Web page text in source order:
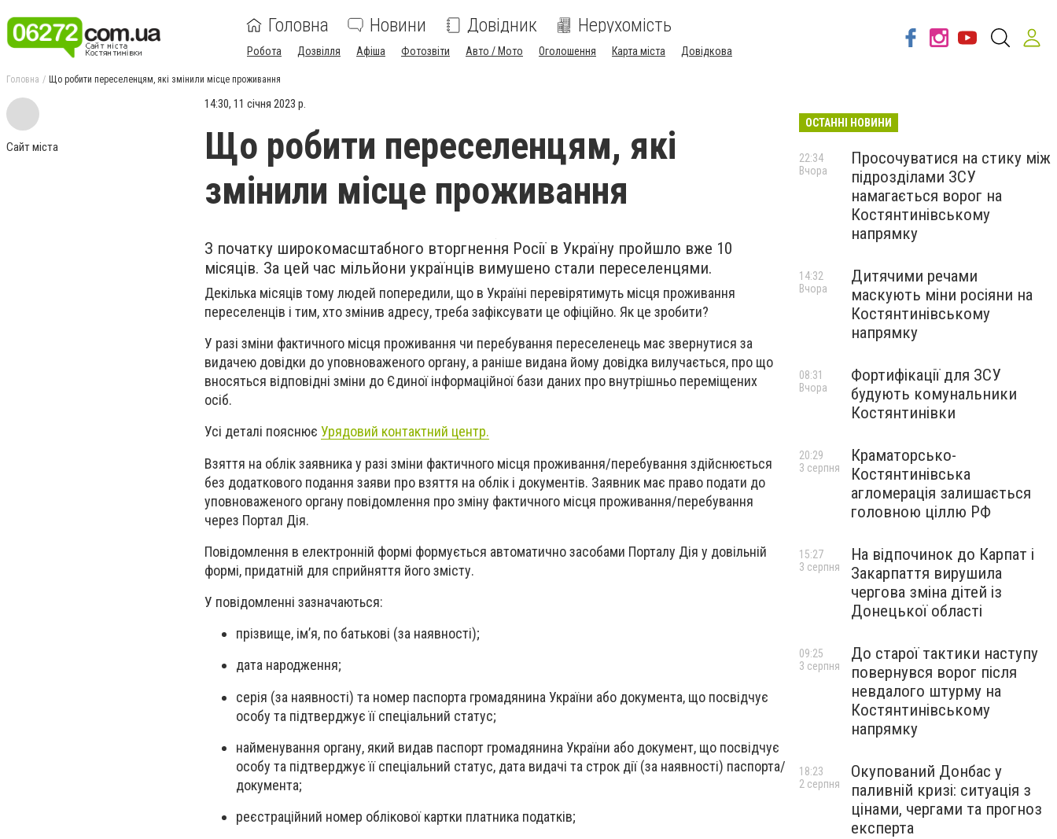
Головна Новини Довідник Нерухомість
Робота Дозвілля Афіша Фотозвіти Авто / Мото Оголошення Карта міста Довідкова
Головна Що робити переселенцям, які змінили місце проживання
Сайт міста
14:30, 11 січня 2023 р.
Що робити переселенцям, які
змінили місце проживання
З початку широкомасштабного вторгнення Росії в Україну пройшло вже 10
місяців. За цей час мільйони українців вимушено стали переселенцями.
Декілька місяців тому людей попередили, що в Україні перевірятимуть місця проживання
переселенців і тим, хто змінив адресу, треба зафіксувати це офіційно. Як це зробити?
У разі зміни фактичного місця проживання чи перебування переселенець має звернутися за
видачею довідки до уповноваженого органу, а раніше видана йому довідка вилучається, про що
вносяться відповідні зміни до Єдиної інформаційної бази даних про внутрішньо переміщених
осіб.
Усі деталі пояснює Урядовий контактний центр.
Взяття на облік заявника у разі зміни фактичного місця проживання/перебування здійснюється
без додаткового подання заяви про взяття на облік і документів. Заявник має право подати до
уповноваженого органу повідомлення про зміну фактичного місця проживання/перебування
через Портал Дія.
Повідомлення в електронній формі формується автоматично засобами Порталу Дія у довільній
формі, придатній для сприйняття його змісту.
У повідомленні зазначаються:
прізвище, ім’я, по батькові (за наявності);
дата народження;
серія (за наявності) та номер паспорта громадянина України або документа, що посвідчує
особу та підтверджує її спеціальний статус;
найменування органу, який видав паспорт громадянина України або документ, що посвідчує
особу та підтверджує її спеціальний статус, дата видачі та строк дії (за наявності) паспорта/
документа;
реєстраційний номер облікової картки платника податків;
ОСТАННІ НОВИНИ
Просочуватися на стику між
підрозділами ЗСУ
намагається ворог на
Костянтинівському
напрямку
22:34
Вчора
Дитячими речами
маскують міни росіяни на
Костянтинівському
напрямку
14:32
Вчора
Фортифікації для ЗСУ
будують комунальники
Костянтинівки
08:31
Вчора
Краматорсько-
Костянтинівська
агломерація залишається
головною ціллю РФ
20:29
3 серпня
На відпочинок до Карпат і
Закарпаття вирушила
чергова зміна дітей із
Донецької області
15:27
3 серпня
До старої тактики наступу
повернувся ворог після
невдалого штурму на
Костянтинівському
напрямку
09:25
3 серпня
Окупований Донбас у
паливній кризі: ситуація з
цінами, чергами та прогноз
експерта
18:23
2 серпня